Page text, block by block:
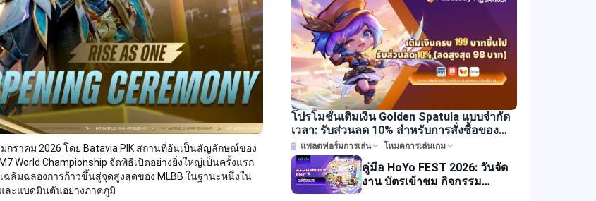
มกราคม 2026 โดย Batavia PIK สถานที่อันเป็นสัญลักษณ์ของ
World Championship จัดพิธีเปิดอย่างยิ่งใหญ่เป็นครั้งแรก
ฉลิมฉลองการก้าวขึ้นสู่จุดสูงสุดของ MLBB ในฐานะหนึ่งใน
ละแบดมินตันอย่างภาคภูมิ
โปรโมชั่นเติมเงิน Golden Spatula แบบจำกัด
เวลา: รับส่วนลด 10% สำหรับการสั่งซื้อของ
คุณ!แพลตฟอร์มการเล่น โหมดการเล่นเกม
คู่มือ HoYo FEST 2026: วันจัด
งาน บัตรเข้าชม กิจกรรม